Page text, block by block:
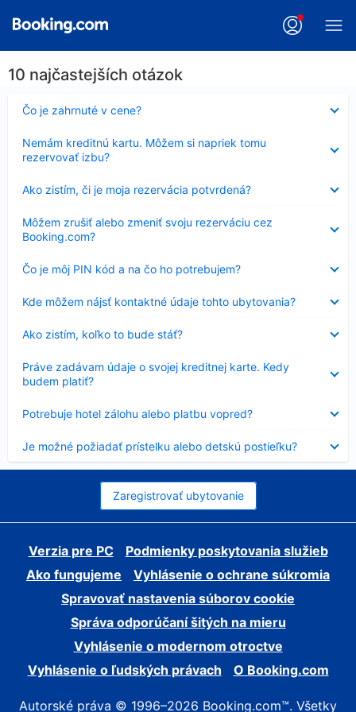
10 najčastejších otázok
Čo je zahrnuté v cene?
Nezobrazuje
sa
Nemám kreditnú kartu. Môžem si napriek tomu
rezervovať izbu?
sa
Ako zistím, či je moja rezervácia potvrdená?
sa
Môžem zrušiť alebo zmeniť svoju rezerváciu cez
Booking.com?
sa
Čo je môj PIN kód a na čo ho potrebujem?
Nezobrazuje
sa
Kde môžem nájsť kontaktné údaje tohto ubytovania?
sa
Ako zistím, koľko to bude stáť?
sa
Práve zadávam údaje o svojej kreditnej karte. Kedy
budem platiť?
sa
Potrebuje hotel zálohu alebo platbu vopred?
sa
Je možné požiadať prístelku alebo detskú postieľku?
sa
Zaregistrovať ubytovanie
Verzia pre PC
Podmienky poskytovania služieb
Ako fungujeme
Vyhlásenie o ochrane súkromia
Spravovať nastavenia súborov cookie
Správa odporúčaní šitých na mieru
Vyhlásenie o modernom otroctve
Vyhlásenie o ľudských právach
O Booking.com
Autorské práva © 1996–2026 Booking.com™. Všetky